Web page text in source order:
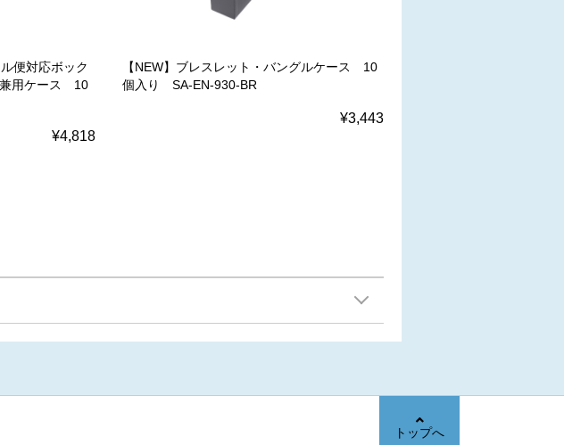
便対応ボック
兼用ケース 10
¥4,818
【NEW】ブレスレット・バングルケース 10
個入り SA-EN-930-BR
¥3,443
トップへ